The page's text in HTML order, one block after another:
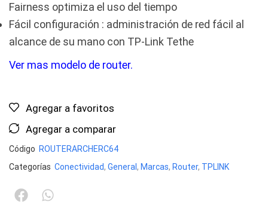
Fairness optimiza el uso del tiempo
Fácil configuración : administración de red fácil al
alcance de su mano con TP-Link Tethe
Ver mas modelo de router.
Agregar a favoritos
Agregar a comparar
Código ROUTERARCHERC64
Categorías Conectividad, General , Marcas, Router, TPLINK